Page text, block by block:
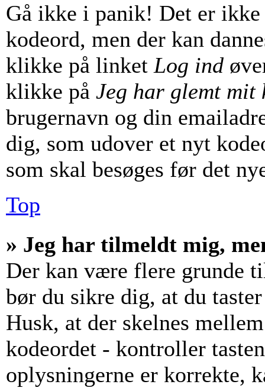
Gå ikke i panik! Det er
kodeord, men der kan
klikke på linket Log ind
klikke på Jeg har glemt mit
brugernavn og din
dig, som udover et nyt
som skal besøges før det
Top
» Jeg har tilmeldt mig,
Der kan være flere grunde
bør du sikre dig, at du
Husk, at der skelnes
kodeordet - kontroller
oplysningerne er korrekte,